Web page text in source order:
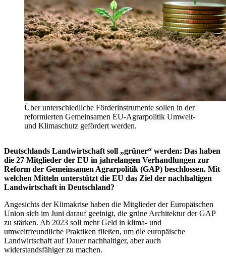
Über unterschiedliche Förderinstrumente sollen in der
reformierten Gemeinsamen EU-Agrarpolitik Umwelt-
und Klimaschutz gefördert werden.
Deutschlands Landwirtschaft soll „grüner“ werden: Das haben
die 27 Mitglieder der EU in jahrelangen Verhandlungen zur
Reform der Gemeinsamen Agrarpolitik (GAP) beschlossen. Mit
welchen Mitteln unterstützt die EU das Ziel der nachhaltigen
Landwirtschaft in Deutschland?
Angesichts der Klimakrise haben die Mitglieder der Europäischen
Union sich im Juni darauf geeinigt, die grüne Architektur der GAP
zu stärken. Ab 2023 soll mehr Geld in klima- und
umweltfreundliche Praktiken fließen, um die europäische
Landwirtschaft auf Dauer nachhaltiger, aber auch
widerstandsfähiger zu machen.